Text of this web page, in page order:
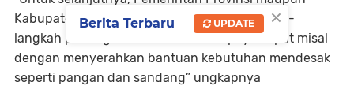
Kabupaten akan segera menyiapakan langkah-
langkah penanganan bencana ini, upaya cepat misal
dengan menyerahkan bantuan kebutuhan mendesak
seperti pangan dan sandang” ungkapnya
×
Berita Terbaru UPDATE